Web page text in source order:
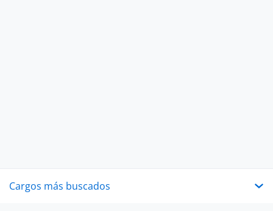
Cargos más buscados